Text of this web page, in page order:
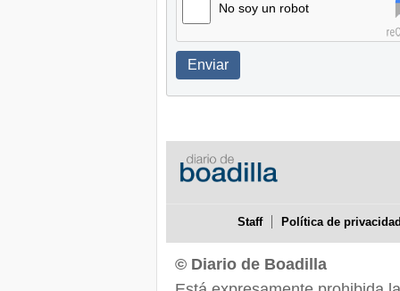
No soy un robot
Enviar
Staff Política de
© Diario de Boadilla